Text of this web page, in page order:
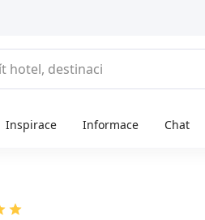
Inspirace Informace Chat